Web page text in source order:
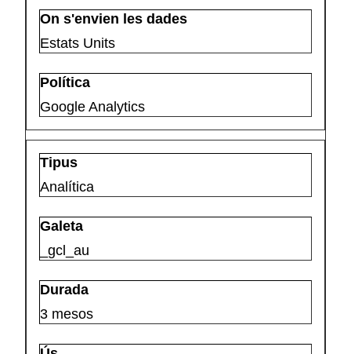
Estats Units
Google Analytics
Analítica
_gcl_au
3 mesos